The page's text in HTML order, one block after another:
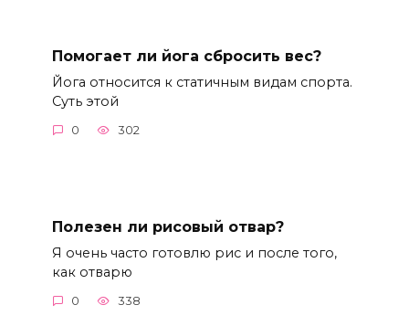
Помогает ли йога сбросить вес?
Йога относится к статичным видам спорта.
Суть этой
0 302
Полезен ли рисовый отвар?
Я очень часто готовлю рис и после того,
как отварю
0 338